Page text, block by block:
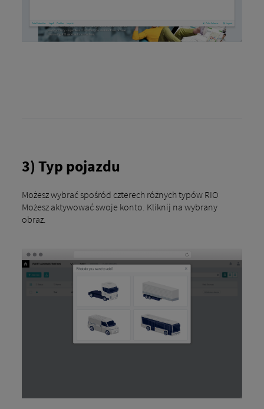
3) Typ pojazdu
Możesz wybrać spośród czterech różnych typów RIO
Możesz aktywować swoje konto. Kliknij na wybrany
obraz.